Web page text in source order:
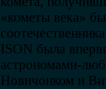
«кометы века»
ISON была
астрономами-
Новичонком и